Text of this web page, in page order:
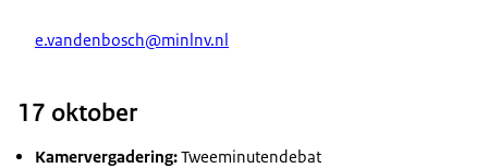
e.vandenbosch@minlnv.nl
17 oktober
Kamervergadering:Tweeminutendebat